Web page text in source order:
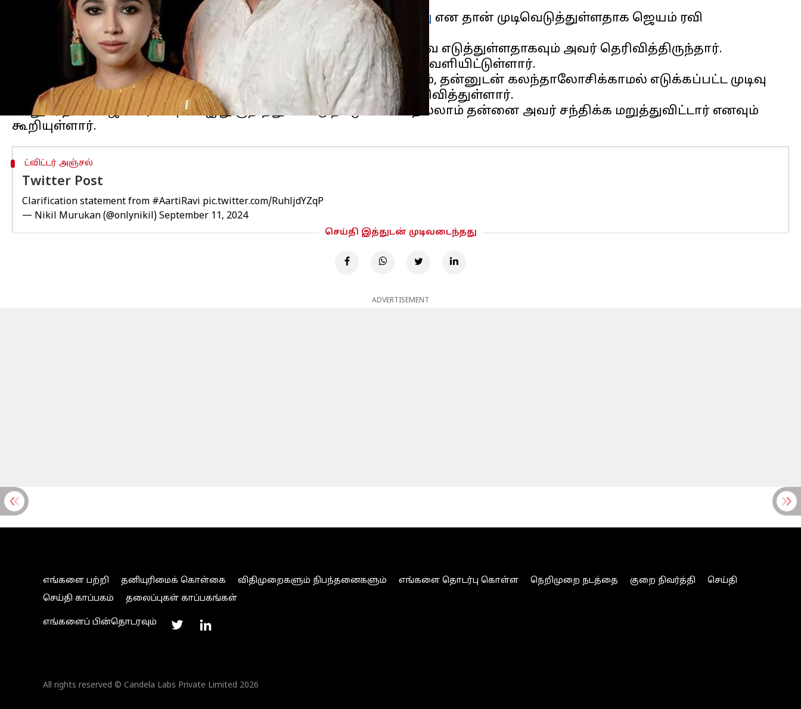
நீண்ட ஆலோசனைக்கு பின்னர் தனதுமனைவி ஆர்த்தியை பிரிவது என தான் முடிவெடுத்துள்ளதாக ஜெயம் ரவி
தெரிவித்திருந்தார்.
தன்னை சார்ந்தவர்களின் நலனை கருத்தில் கொண்டு இந்த முடிவை எடுத்துள்ளதாகவும் அவர் தெரிவித்திருந்தார்.
இந்த நிலையில் ஜெயம் ரவியின் மனைவி ஆர்த்தி ஒரு அறிக்கை வெளியிட்டுள்ளார்.
அதில், இந்த விவாகரத்து முடிவு ஒரு சார்பாக எடுக்கப்பட்டது என்றும், தன்னுடன் கலந்தாலோசிக்காமல் எடுக்கப்பட்ட முடிவு
என்றும், குடும்ப நலன் கருதி எடுக்கப்பட்ட முடிவு அல்ல எனவும் தெரிவித்துள்ளார்.
மேலும், தான் ஜெயம் ரவியுடன் இது குறித்து பேச முற்படும் போதெல்லாம் தன்னை அவர் சந்திக்க மறுத்துவிட்டார் எனவும்
ட்விட்டர் அஞ்சல்
Twitter Post
Clarification statement from #AartiRavi pic.twitter.com/RuhljdYZqP
— Nikil Murukan (@onlynikil) September 11, 2024
செய்தி இத்துடன் முடிவடைந்தது
ADVERTISEMENT
எங்களை பற்றி தனியுரிமைக் கொள்கை விதிமுறைகளும் நிபந்தனைகளும் எங்களை தொடர்பு கொள்ள நெறிமுறை நடத்தை குறை நிவர்த்தி
செய்தி
செய்தி காப்பகம்
தலைப்புகள் காப்பகங்கள்
எங்களைப் பின்தொடரவும்
All rights reserved © Candela Labs Private Limited 2026